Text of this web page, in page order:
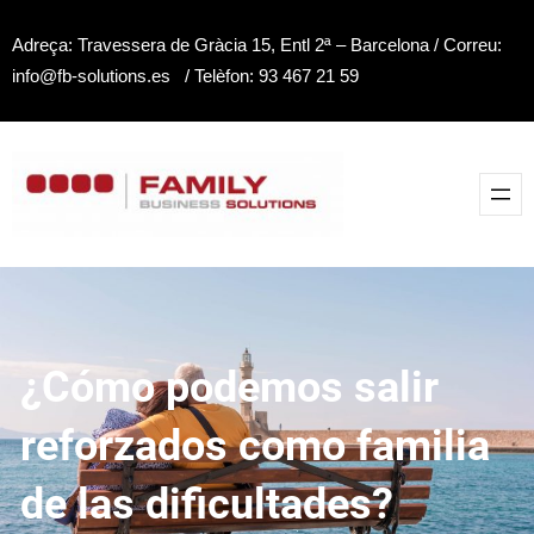
al
contenido
Adreça: Travessera de Gràcia 15, Entl 2ª – Barcelona / Correu:
info@fb-solutions.es / Telèfon: 93 467 21 59
¿Cómo podemos salir
reforzados como familia
de las dificultades?